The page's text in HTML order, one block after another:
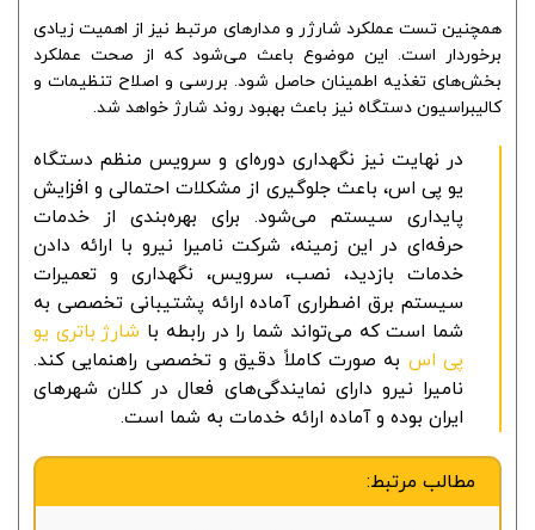
همچنین تست عملکرد شارژر و مدارهای مرتبط نیز از اهمیت زیادی
برخوردار است. این موضوع باعث می‌شود که از صحت عملکرد
بخش‌های تغذیه اطمینان حاصل شود. بررسی و اصلاح تنظیمات و
کالیبراسیون دستگاه نیز باعث بهبود روند شارژ خواهد شد.
در نهایت نیز نگهداری دوره‌ای و سرویس منظم دستگاه
یو پی اس، باعث جلوگیری از مشکلات احتمالی و افزایش
پایداری سیستم می‌شود. برای بهره‌بندی از خدمات
حرفه‌ای در این زمینه، شرکت نامیرا نیرو با ارائه دادن
خدمات بازدید، نصب، سرویس، نگهداری و تعمیرات
سیستم برق اضطراری آماده ارائه پشتیبانی تخصصی به
شما است که می‌تواند شما را در رابطه با شارژ باتری یو
پی اس به صورت کاملاً دقیق و تخصصی راهنمایی کند.
نامیرا نیرو دارای نمایندگی‌های فعال در کلان شهرهای
ایران بوده و آماده ارائه خدمات به شما است.
مطالب مرتبط: